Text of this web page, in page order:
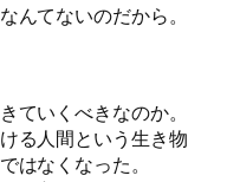
んてないのだから。
ていくべきなのか。
る人間という生き物
はなくなった。